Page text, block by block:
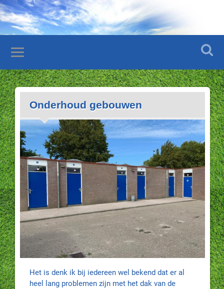
Onderhoud gebouwen
Het is denk ik bij iedereen wel bekend dat er al
heel lang problemen zijn met het dak van de